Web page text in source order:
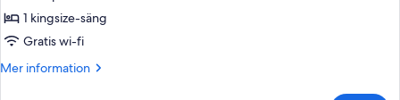
2(9:00~10:30am)+Wellness
2nd
session]Sun
Tower
1 kingsize-säng
Gratis wi-fi
Mer information
Mer